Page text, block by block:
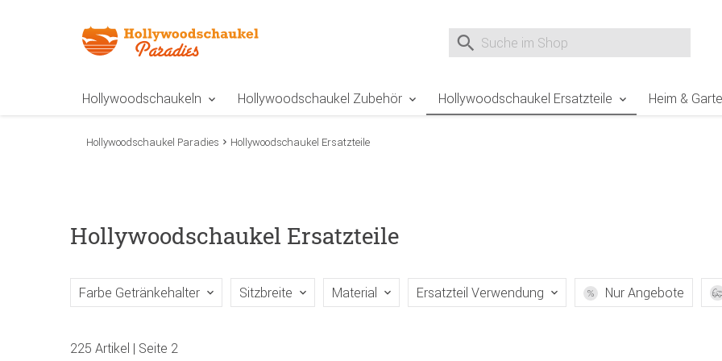
Suche nach
Hollywoodschaukeln Hollywoodschaukel Zubehör Hollywoodschaukel Ersatzteile Heim &
Hollywoodschaukel Paradies Hollywoodschaukel Ersatzteile
Hollywoodschaukel Ersatzteile
Farbe Getränkehalter Sitzbreite Material Ersatzteil Verwendung Nur Angebote
225 Artikel | Seite 2